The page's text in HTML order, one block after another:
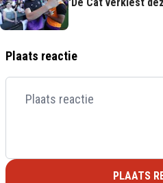
Plaats reactie
PLAATS